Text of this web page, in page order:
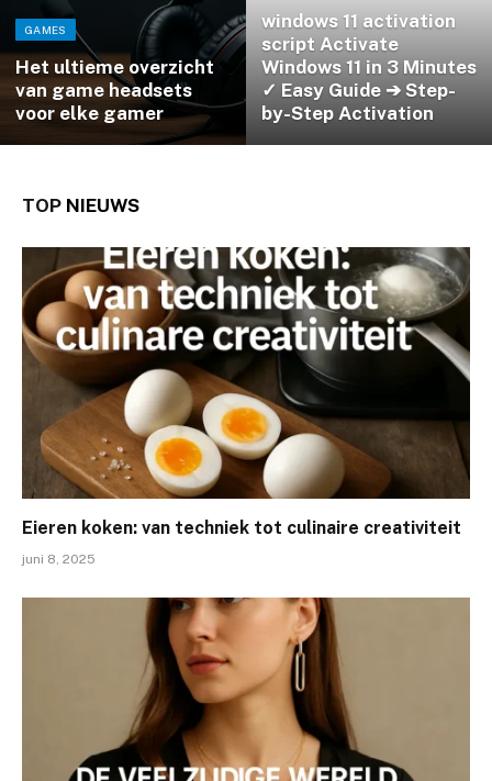
GAMES
Het ultieme overzicht
van game headsets
voor elke gamer
windows 11 activation
script Activate
Windows 11 in 3 Minutes
✓ Easy Guide ➔ Step-
by-Step Activation
TOP NIEUWS
Eieren koken: van techniek tot culinaire creativiteit
juni 8, 2025